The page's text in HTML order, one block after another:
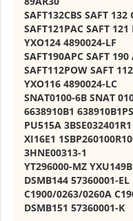
SAFT132CBS SAFT 132
SAFT121PAC SAFT 121
YXO124 4890024-LF
SAFT190APC SAFT 190
SAFT112POW SAFT
YXO116 4890024-LC
SNAT0100-6B SNAT
6638910B1
PU515A 3BSE032401R1
XI16E1
3HNE00313-1
YT296000-MZ
DSMB144 57360001-EL
C1900/0263/0260A
DSMB151 57360001-K